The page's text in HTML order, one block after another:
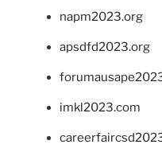
napm2023.org
apsdfd2023.org
imkl2023.com